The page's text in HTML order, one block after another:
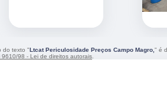
do texto "Ltcat Periculosidade Preços Campo Magro, " é
9610/98 - Lei de direitos autorais